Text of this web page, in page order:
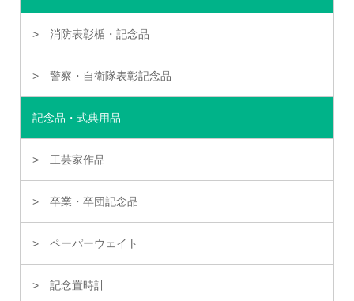
消防表彰楯・記念品
警察・自衛隊表彰記念品
記念品・式典用品
工芸家作品
卒業・卒団記念品
ペーパーウェイト
記念置時計